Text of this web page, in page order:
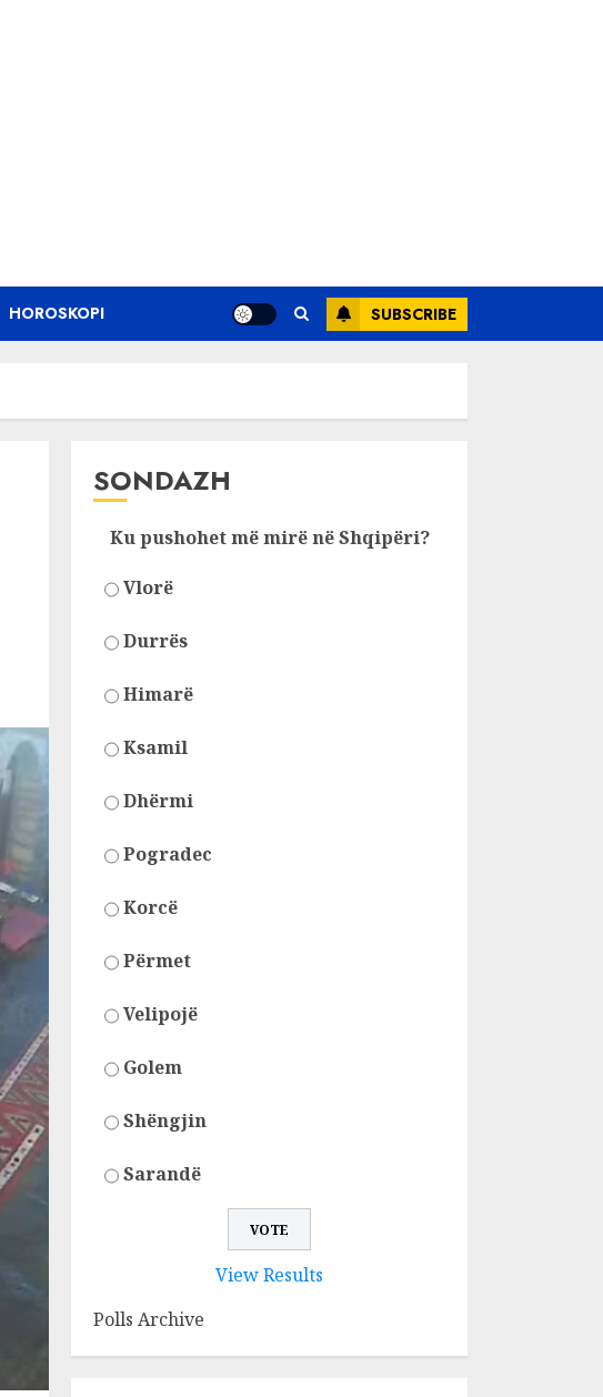
HOROSKOPI SUBSCRIBE
SONDAZH
Ku pushohet më mirë në Shqipëri?
Vlorë
Durrës
Himarë
Ksamil
Dhërmi
Pogradec
Korcë
Përmet
Velipojë
Golem
Shëngjin
Sarandë
View Results
Polls Archive